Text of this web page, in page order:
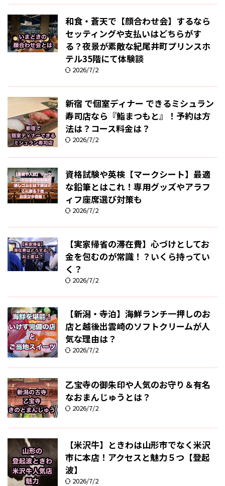
和食・蒼天で【顔合わせ会】するなら
セッティングや支払いはどちらがす
る？夜景が素敵な紀尾井町プリンスホ
テル35階にて体験談
2026/7/2
新宿 で個室ディナー できるミシュラン
寿司店なら『鮨まつもと』！予約は方
法は？コース料金は？
2026/7/2
資格試験や英検【マークシート】最適
な鉛筆とはこれ！専用グッズやアラフ
ィフ座席選び対策も
2026/7/2
【実家帰省の滞在費】心づけとしてお
金を包むのが常識！？いくら持ってい
く？
2026/7/2
【新潟・寺泊】海鮮ランチ一押しのお
店と越後出雲崎のソフトクリームが人
気な理由は？
2026/7/2
乙宝寺の御朱印や人気のお守り＆有名
なおまんじゅうとは？
2026/7/2
【米沢牛】ときわは山形市でなく米沢
市に本店！アクセスと魅力５つ【登起
波】
2026/7/2